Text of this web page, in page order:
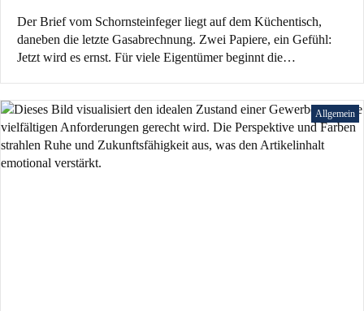
Der Brief vom Schornsteinfeger liegt auf dem Küchentisch,
daneben die letzte Gasabrechnung. Zwei Papiere, ein Gefühl:
Jetzt wird es ernst. Für viele Eigentümer beginnt die…
Allgemein